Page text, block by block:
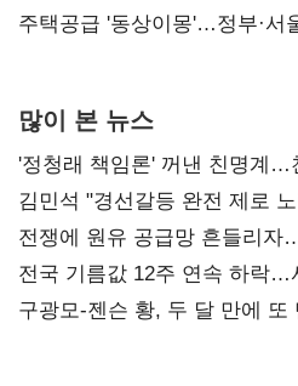
진실 밝혀야"
주택공급 '동상이몽'…정부·서
많이 본 뉴스
'정청래 책임론' 꺼낸 친명계…
때리기
김민석 "경선갈등 완전 제로
사과부터"
전쟁에 원유 공급망 흔들리자
핵심으로 재부상
전국 기름값 12주 연속 하락…
구광모-젠슨 황, 두 달 만에